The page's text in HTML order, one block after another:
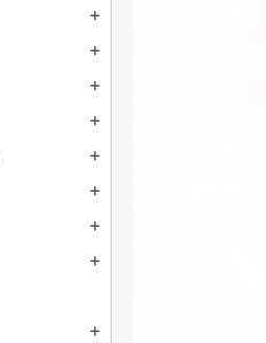
add
add
add
add
add
add
add
add
add